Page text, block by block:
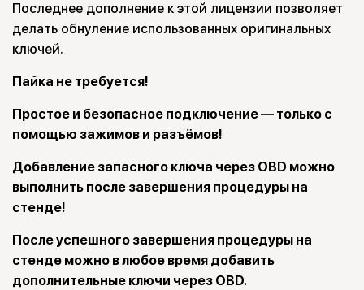
Последнее дополнение к этой лицензии позволяет
делать обнуление использованных оригинальных
ключей.
Пайка не требуется!
Простое и безопасное подключение — только с
помощью зажимов и разъёмов!
Добавление запасного ключа через OBD можно
выполнить после завершения процедуры на
стенде!
После успешного завершения процедуры на
стенде можно в любое время добавить
дополнительные ключи через OBD.